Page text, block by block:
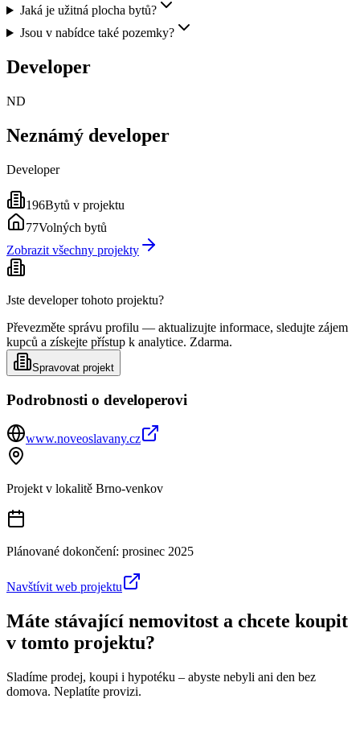
Jaká je užitná plocha bytů?
Jsou v nabídce také pozemky?
Developer
ND
Neznámý developer
Developer
196Bytů v projektu
77Volných bytů
Zobrazit všechny projekty
Jste developer tohoto projektu?
Převezměte správu profilu — aktualizujte informace, sledujte zájem
kupců a získejte přístup k analytice. Zdarma.
Spravovat projekt
Podrobnosti o developerovi
www.noveoslavany.cz
Projekt v lokalitě Brno-venkov
Plánované dokončení: prosinec 2025
Navštívit web projektu
Máte stávající nemovitost a chcete koupit
v tomto projektu?
Sladíme prodej, koupi i hypotéku – abyste nebyli ani den bez
domova. Neplatíte provizi.